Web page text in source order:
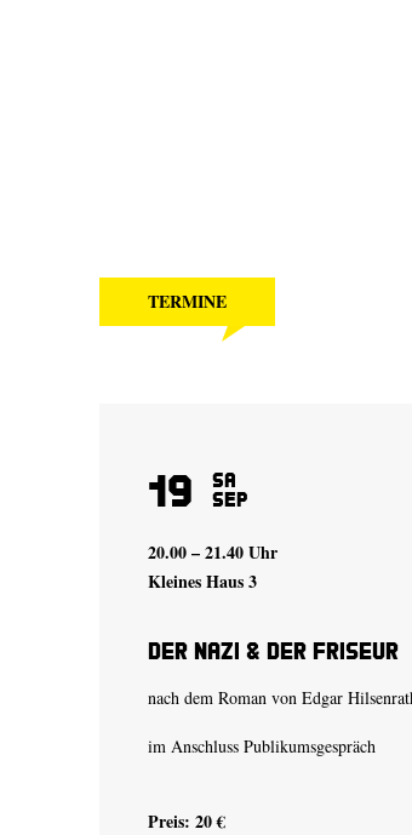
TERMINE
19 Sa
Sep
20.00 – 21.40 Uhr
Kleines Haus 3
Der Nazi & der Friseur
nach dem Roman von Edgar
im Anschluss Publikumsgespräch
Preis: 20 €